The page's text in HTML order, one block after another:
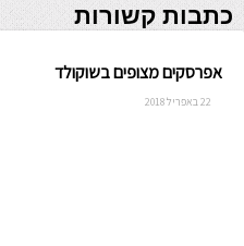
כתבות קשורות
אפרסקים מצופים בשוקולד
22 באפריל 2018